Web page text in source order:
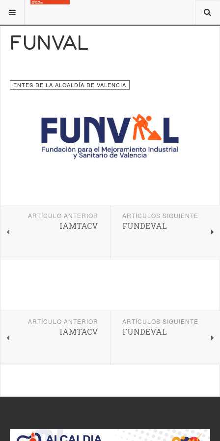
ESTÁ AQUÍ:
FUNVAL
ENTES DE LA ALCALDÍA DE VALENCIA
ARTÍCULO ANTERIOR
IAMTACV
ARTÍCULOS SIGUIENTE
FUNDEVAL
ARTÍCULO ANTERIOR
IAMTACV
ARTÍCULOS SIGUIENTE
FUNDEVAL